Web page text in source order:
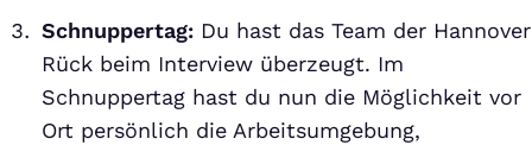
Schnuppertag: Du hast das Team der Hannover
Rück beim Interview überzeugt. Im
Schnuppertag hast du nun die Möglichkeit vor
Ort persönlich die Arbeitsumgebung,